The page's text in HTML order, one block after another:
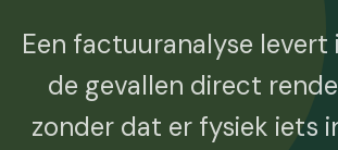
Een factuuranalyse levert
de gevallen direct
zonder dat er fysiek iets